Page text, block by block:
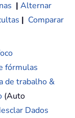
| Alternar
| Comparar
fórmulas
de trabalho &
(Auto
Dados